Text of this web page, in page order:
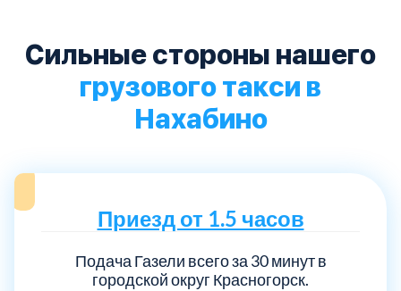
Сильные стороны нашего
грузового такси в
Нахабино
Приезд от 1.5 часов
Подача Газели всего за 30 минут в
городской округ Красногорск.